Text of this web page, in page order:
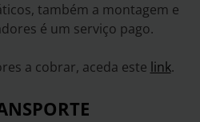
também a montagem e
é um serviço pago.
a cobrar, aceda este link.